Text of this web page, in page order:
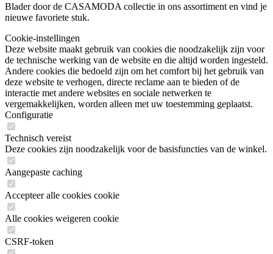
Blader door de CASAMODA collectie in ons assortiment en vind je
nieuwe favoriete stuk.
Cookie-instellingen
Deze website maakt gebruik van cookies die noodzakelijk zijn voor
de technische werking van de website en die altijd worden ingesteld.
Andere cookies die bedoeld zijn om het comfort bij het gebruik van
deze website te verhogen, directe reclame aan te bieden of de
interactie met andere websites en sociale netwerken te
vergemakkelijken, worden alleen met uw toestemming geplaatst.
Configuratie
Technisch vereist
Deze cookies zijn noodzakelijk voor de basisfuncties van de winkel.
Aangepaste caching
Accepteer alle cookies cookie
Alle cookies weigeren cookie
CSRF-token